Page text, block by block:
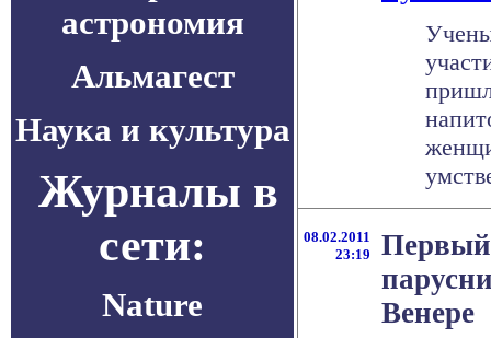
астрономия
Альмагест
Наука и культура
Журналы в
сети:
Nature
08.02.2011
23:19
Первый
Венере